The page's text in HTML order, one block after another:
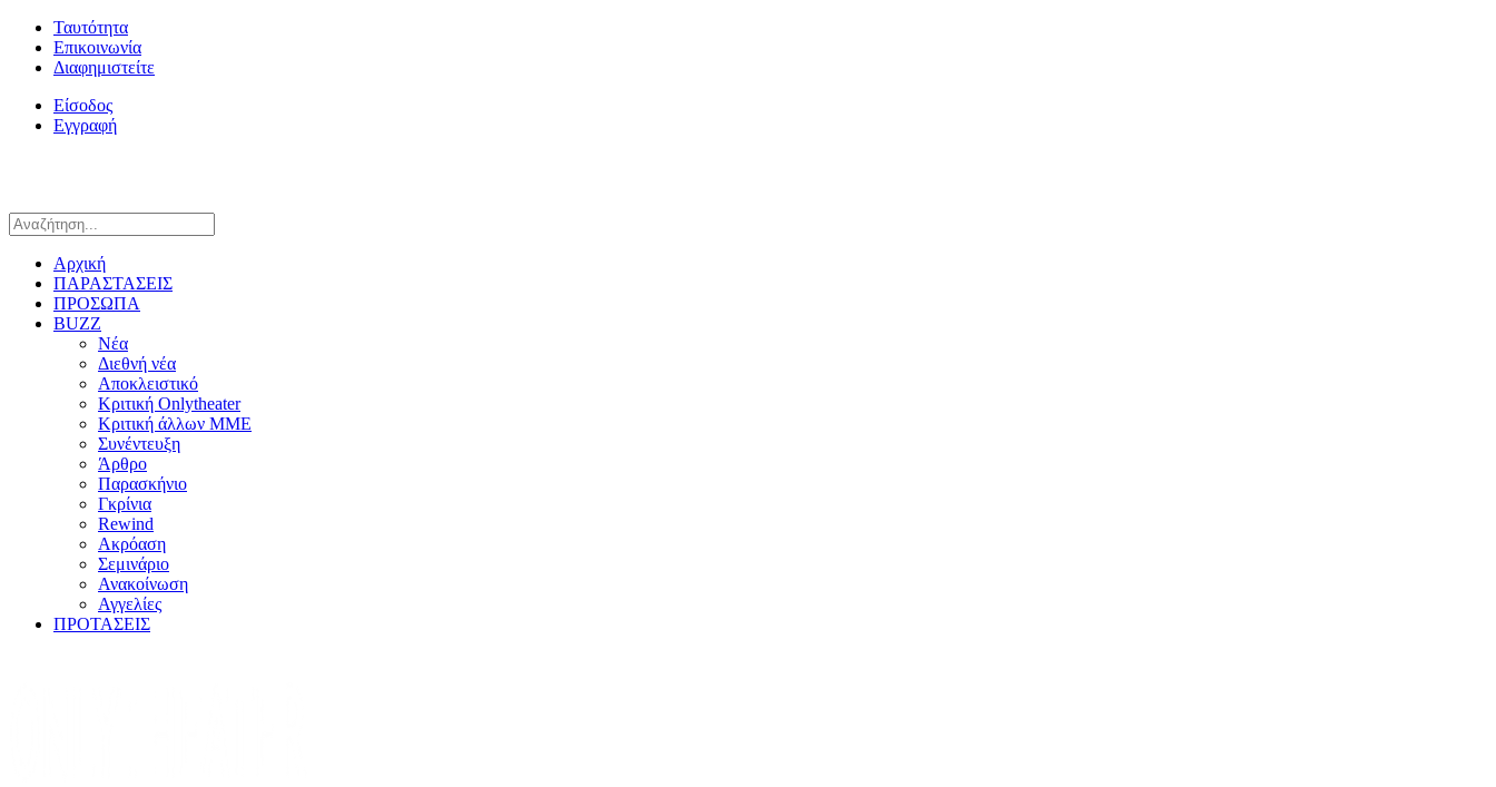
Ταυτότητα
Επικοινωνία
Διαφημιστείτε
Είσοδος
Εγγραφή
Αρχική
ΠΑΡΑΣΤΑΣΕΙΣ
ΠΡΟΣΩΠΑ
BUZZ
Νέα
Διεθνή νέα
Αποκλειστικό
Κριτική Onlytheater
Κριτική άλλων ΜΜΕ
Συνέντευξη
Άρθρο
Παρασκήνιο
Γκρίνια
Rewind
Ακρόαση
Σεμινάριο
Ανακοίνωση
Αγγελίες
ΠΡΟΤΑΣΕΙΣ